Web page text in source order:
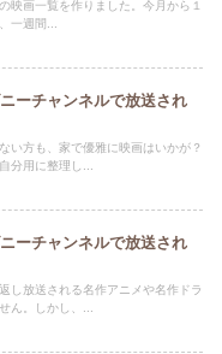
映画一覧を作りました。今月から１
一週間...
ーチャンネルで放送され
い方も、家で優雅に映画はいかが？
用に整理し...
ーチャンネルで放送され
し放送される名作アニメや名作ドラ
ん。しかし、...